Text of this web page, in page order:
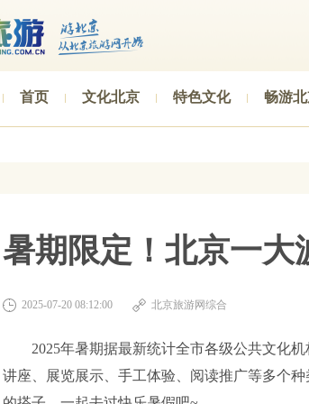
首页 文化北京 特色文化 畅游
暑期限定！北京一大
2025-07-20 08:12:00 北京旅游网综合
2025年暑期据最新统计全市各级公共文化
讲座、展览展示、手工体验、阅读推广等多个